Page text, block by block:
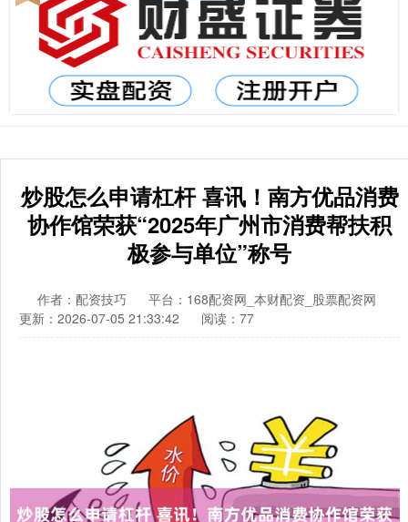
炒股怎么申请杠杆 喜讯！南方优品消费
协作馆荣获“2025年广州市消费帮扶积
极参与单位”称号
作者：配资技巧
平台：168配资网_本财配资_股票配资网
更新：2026-07-05 21:33:42
阅读：77